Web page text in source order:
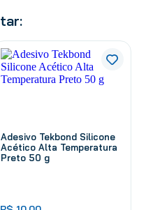
Adesivo Tekbond Silicone
Acético Alta Temperatura
Preto 50 g